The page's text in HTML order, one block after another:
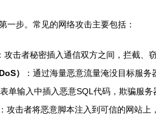
一步。常见的网络攻击主要包括：
：攻击者秘密插入通信双方之间，拦截、
）
：通过海量恶意流量淹没目标服务
单输入中插入恶意SQL代码，欺骗服
：攻击者将恶意脚本注入到可信的网站